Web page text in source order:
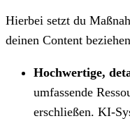
Hierbei setzt du
deinen Content
Hochwertige,
umfassende
erschließen. KI-